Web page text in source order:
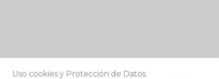
Uso cookies y Protección de Datos